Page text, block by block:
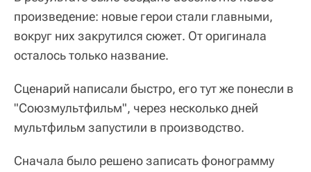
произведение: новые герои стали главными,
вокруг них закрутился сюжет. От оригинала
осталось только название.
Сценарий написали быстро, его тут же понесли в
"Союзмультфильм", через несколько дней
мультфильм запустили в производство.
Сначала было решено записать фонограмму